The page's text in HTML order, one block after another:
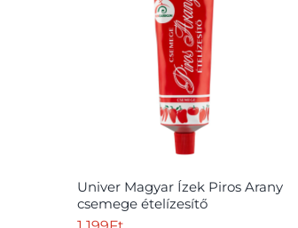
Univer Magyar Ízek Piros Arany
csemege ételízesítő
paprikakrém 240 g